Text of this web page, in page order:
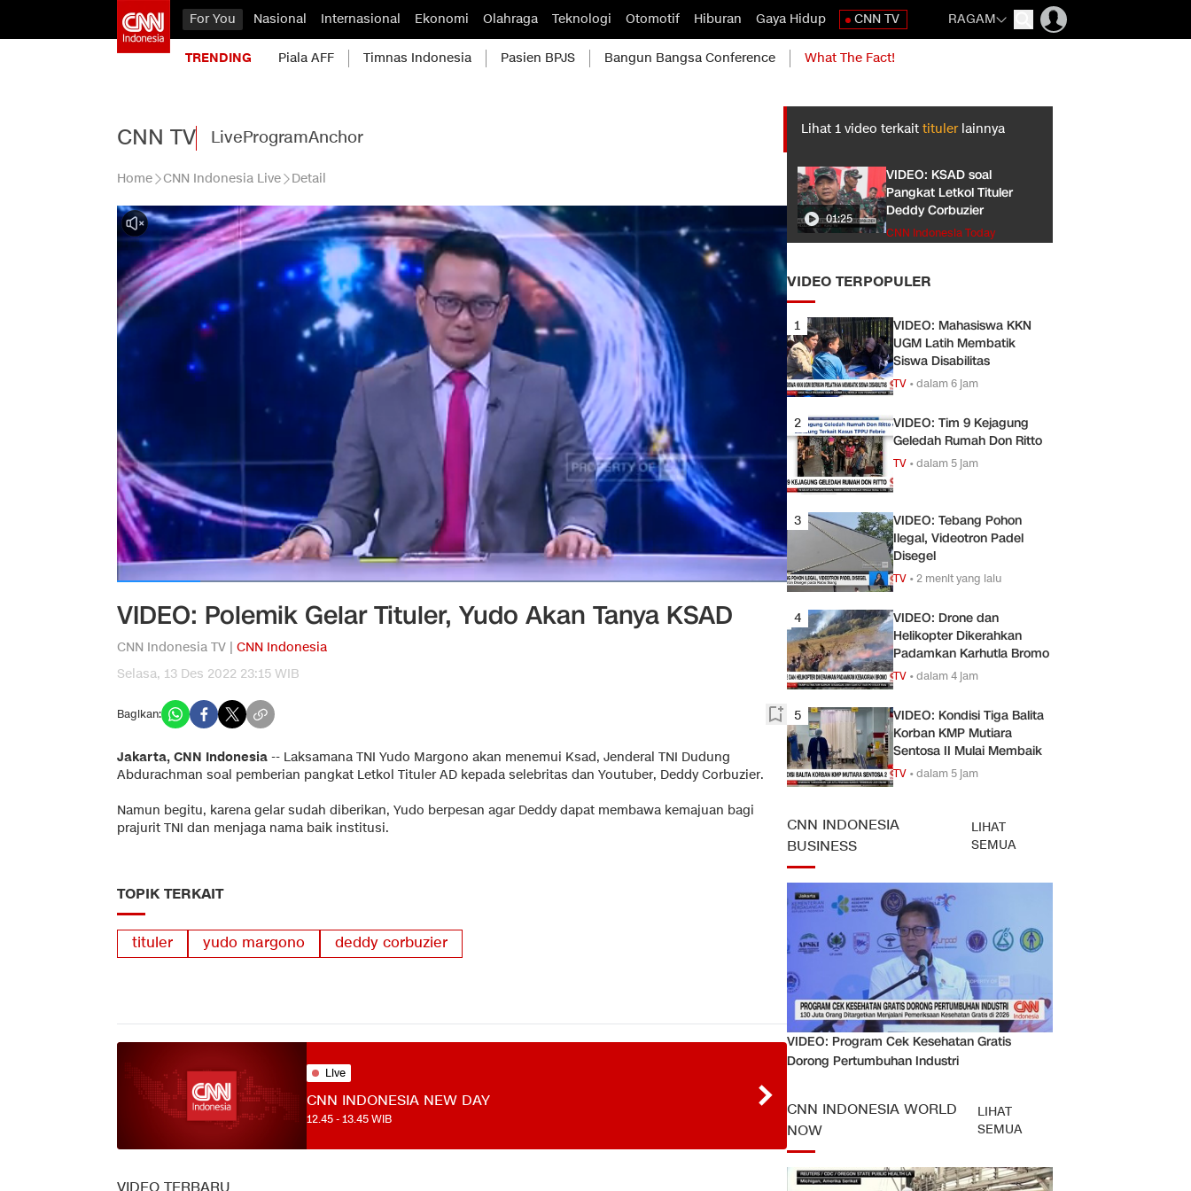
For You Nasional Internasional Ekonomi Olahraga Teknologi Otomotif Hiburan Gaya Hidup CNN TV RAGAM
TRENDING Piala AFF Timnas Indonesia Pasien BPJS Bangun Bangsa Conference What The Fact!
CNN TV LiveProgramAnchor
Home CNN Indonesia Live Detail
VIDEO: Polemik Gelar Tituler, Yudo Akan Tanya KSAD
CNN Indonesia TV | CNN Indonesia
Selasa, 13 Des 2022 23:15 WIB
Bagikan:
Jakarta, CNN Indonesia -- Laksamana TNI Yudo Margono akan menemui Ksad, Jenderal TNI Dudung
Abdurachman soal pemberian pangkat Letkol Tituler AD kepada selebritas dan Youtuber, Deddy Corbuzier.
Namun begitu, karena gelar sudah diberikan, Yudo berpesan agar Deddy dapat membawa kemajuan bagi
prajurit TNI dan menjaga nama baik institusi.
TOPIK TERKAIT
tituler yudo margono deddy corbuzier
Live
CNN INDONESIA NEW DAY
12.45-13.45WIB
Lihat 1 video terkait titulerlainnya
01:25
VIDEO: KSAD soal
Pangkat Letkol Tituler
Deddy Corbuzier
CNN Indonesia Today
VIDEO TERPOPULER
1
VIDEO: Mahasiswa KKN
UGM Latih Membatik
Siswa Disabilitas
TV •dalam 6 jam
2
VIDEO: Tim 9 Kejagung
Geledah Rumah Don Ritto
TV •dalam 5 jam
3
VIDEO: Tebang Pohon
Ilegal, Videotron Padel
Disegel
TV •2 menit yang lalu
4
VIDEO: Drone dan
Helikopter Dikerahkan
Padamkan Karhutla Bromo
TV •dalam 4 jam
5
VIDEO: Kondisi Tiga Balita
Korban KMP Mutiara
Sentosa II Mulai Membaik
TV •dalam 5 jam
CNN INDONESIA
BUSINESS
LIHAT
SEMUA
VIDEO: Program Cek Kesehatan Gratis
Dorong Pertumbuhan Industri
CNN INDONESIA WORLD
NOW
LIHAT
SEMUA